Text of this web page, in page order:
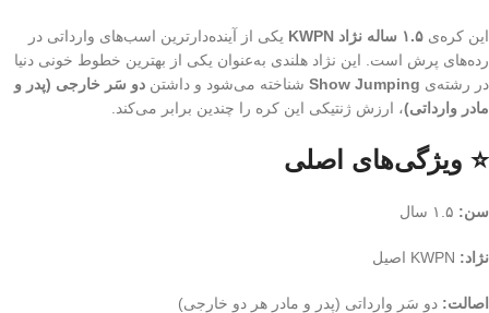
این کره‌ی ۱.۵ ساله نژاد KWPN
یکی از آینده‌دارترین اسب‌های وارداتی در
رده‌های پرش است. این نژاد هلندی به‌عنوان یکی از بهترین خطوط خونی دنیا
در رشته‌ی Show Jumping شناخته می‌شود و داشتن دو سَر خارجی (پدر و
مادر وارداتی)، ارزش ژنتیکی این کره را چندین برابر می‌کند.
⭐ ویژگی‌های اصلی
سن:
نژاد:
اصالت: دو سَر وارداتی (پدر و مادر هر دو خارجی)